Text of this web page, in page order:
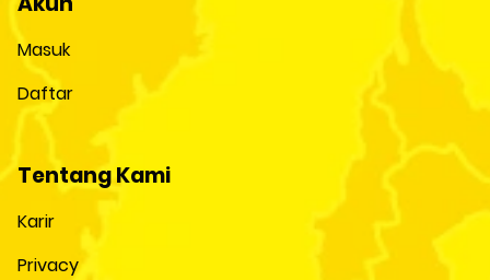
Masuk
Daftar
Tentang Kami
Karir
Privacy